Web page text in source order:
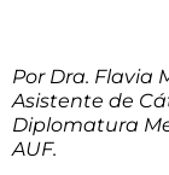
Por Dra. Flavia
Asistente de
Diplomatura
AUF.